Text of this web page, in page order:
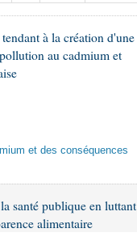
à la création d'une
au cadmium et
et des conséquences
santé publique en luttant
alimentaire